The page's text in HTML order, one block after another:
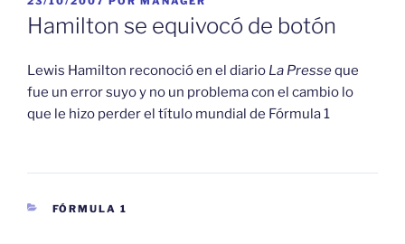
EL
Hamilton se equivocó de botón
Lewis Hamilton reconoció en el diario La Presseque
fue un error suyo y no un problema con el cambio lo
que le hizo perder el título mundial de Fórmula 1
CATEGORÍAS
FÓRMULA 1